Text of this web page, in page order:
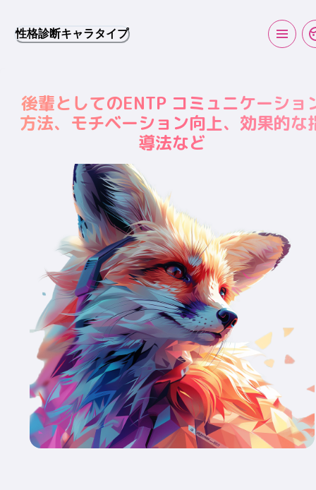
性格診断キャラタイプ
後輩としてのENTP コミュニケーショ
方法、モチベーション向上、効果的な
導法など